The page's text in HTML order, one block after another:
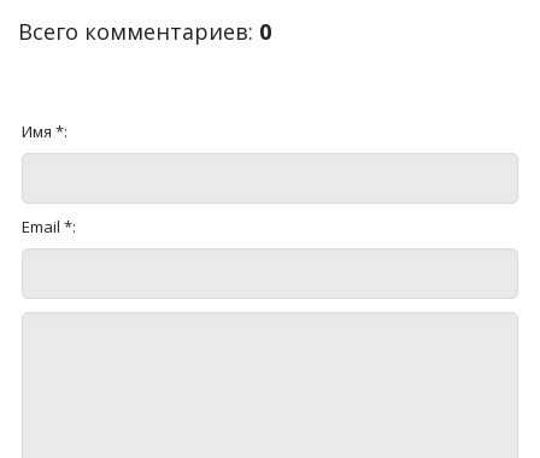
Всего комментариев: 0
Имя *:
Email *: